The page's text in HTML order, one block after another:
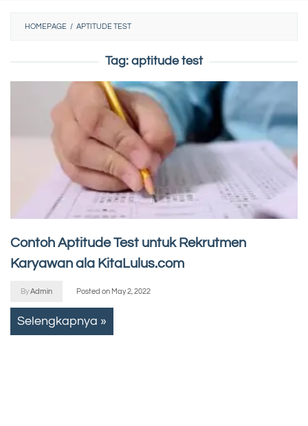
HOMEPAGE / APTITUDE TEST
Tag: aptitude test
Contoh Aptitude Test untuk Rekrutmen
Karyawan ala KitaLulus.com
ByAdmin Posted on May 2, 2022
Selengkapnya »